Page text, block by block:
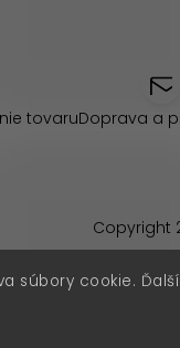
súbory cookie.
tovaruDoprava a
Copyright